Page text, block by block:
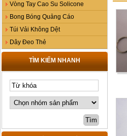
Vòng Tay Cao Su Solicone
Bong Bóng Quảng Cáo
Túi Vải Không Dệt
Dây Đeo Thẻ
TÌM KIẾM NHANH